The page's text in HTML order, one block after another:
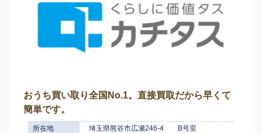
おうち買い取り全国No.1。直接買取だから早くて
簡単です。
所在地
埼玉県熊谷市広瀬246-4 B号室